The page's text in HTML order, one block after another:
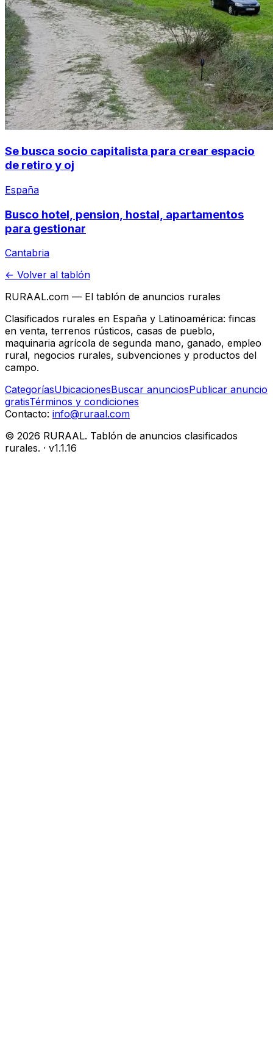
Se busca socio capitalista para crear espacio
de retiro y oj
España
Busco hotel, pension, hostal, apartamentos
para gestionar
Cantabria
← Volver al tablón
RURAAL.com — El tablón de anuncios rurales
Clasificados rurales en España y Latinoamérica: fincas
en venta, terrenos rústicos, casas de pueblo,
maquinaria agrícola de segunda mano, ganado, empleo
rural, negocios rurales, subvenciones y productos del
campo.
CategoríasUbicacionesBuscar anunciosPublicar anuncio
gratisTérminos y condiciones
Contacto: info@ruraal.com
© 2026 RURAAL. Tablón de anuncios clasificados
rurales. · v1.1.16